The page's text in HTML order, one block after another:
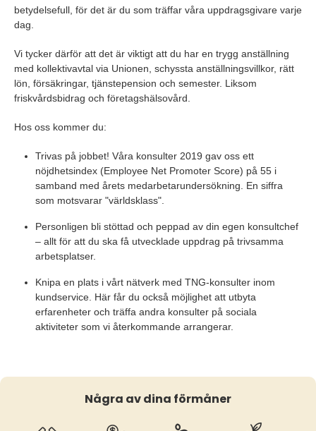
betydelsefull, för det är du som träffar våra uppdragsgivare varje
dag.
Vi tycker därför att det är viktigt att du har en trygg anställning
med kollektivavtal via Unionen, schyssta anställningsvillkor, rätt
lön, försäkringar, tjänstepension och semester. Liksom
friskvårdsbidrag och företagshälsovård.
Hos oss kommer du:
Trivas på jobbet! Våra konsulter 2019 gav oss ett
nöjdhetsindex (Employee Net Promoter Score) på 55 i
samband med årets medarbetarundersökning. En siffra
som motsvarar "världsklass".
Personligen bli stöttad och peppad av din egen konsultchef
– allt för att du ska få utvecklade uppdrag på trivsamma
arbetsplatser.
Knipa en plats i vårt nätverk med TNG-konsulter inom
kundservice. Här får du också möjlighet att utbyta
erfarenheter och träffa andra konsulter på sociala
aktiviteter som vi återkommande arrangerar.
Några av dina förmåner